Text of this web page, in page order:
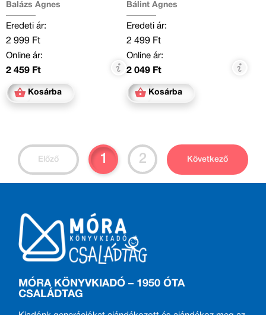
Balázs Ágnes
Eredeti ár:
2 999 Ft
Online ár:
2 459 Ft
Kosárba
Bálint Ágnes
Eredeti ár:
2 499 Ft
Online ár:
2 049 Ft
Kosárba
Előző 1 2 Következő
MÓRA KÖNYVKIADÓ – 1950 ÓTA
CSALÁDTAG